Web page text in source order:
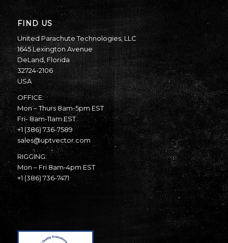
FIND US
United Parachute Technologies, LLC
1645 Lexington Avenue
DeLand, Florida
32724-2106
USA
OFFICE:
Mon – Thurs 8am-5pm EST
Fri- 8am-11am EST
+1 (386) 736-7589
sales@uptvector.com
RIGGING:
Mon – Fri 8am-4pm EST
+1 (386) 736-7471